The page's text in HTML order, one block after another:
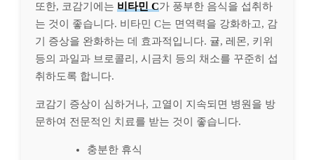
또한, 코감기에는 비타민 C가 풍부한 음식을 섭취하
는 것이 좋습니다. 비타민 C는 면역력을 강화하고, 감
기 증상을 완화하는 데 효과적입니다. 귤, 레몬, 키위
등의 과일과 브로콜리, 시금치 등의 채소를 꾸준히 섭
취하도록 합니다.
코감기 증상이 심하거나, 고열이 지속되면 병원을 방
문하여 전문적인 치료를 받는 것이 좋습니다.
충분한 휴식